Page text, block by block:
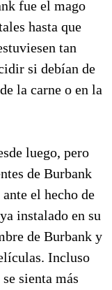
fue el mago
hasta que
tan
si debían de
la carne o en la
luego, pero
de Burbank
el hecho de
instalado en su
de Burbank y
Incluso
sienta más